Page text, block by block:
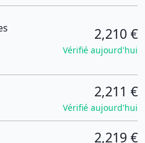
2,210 €
Vérifié aujourd'hui
2,211 €
Vérifié aujourd'hui
2,219 €